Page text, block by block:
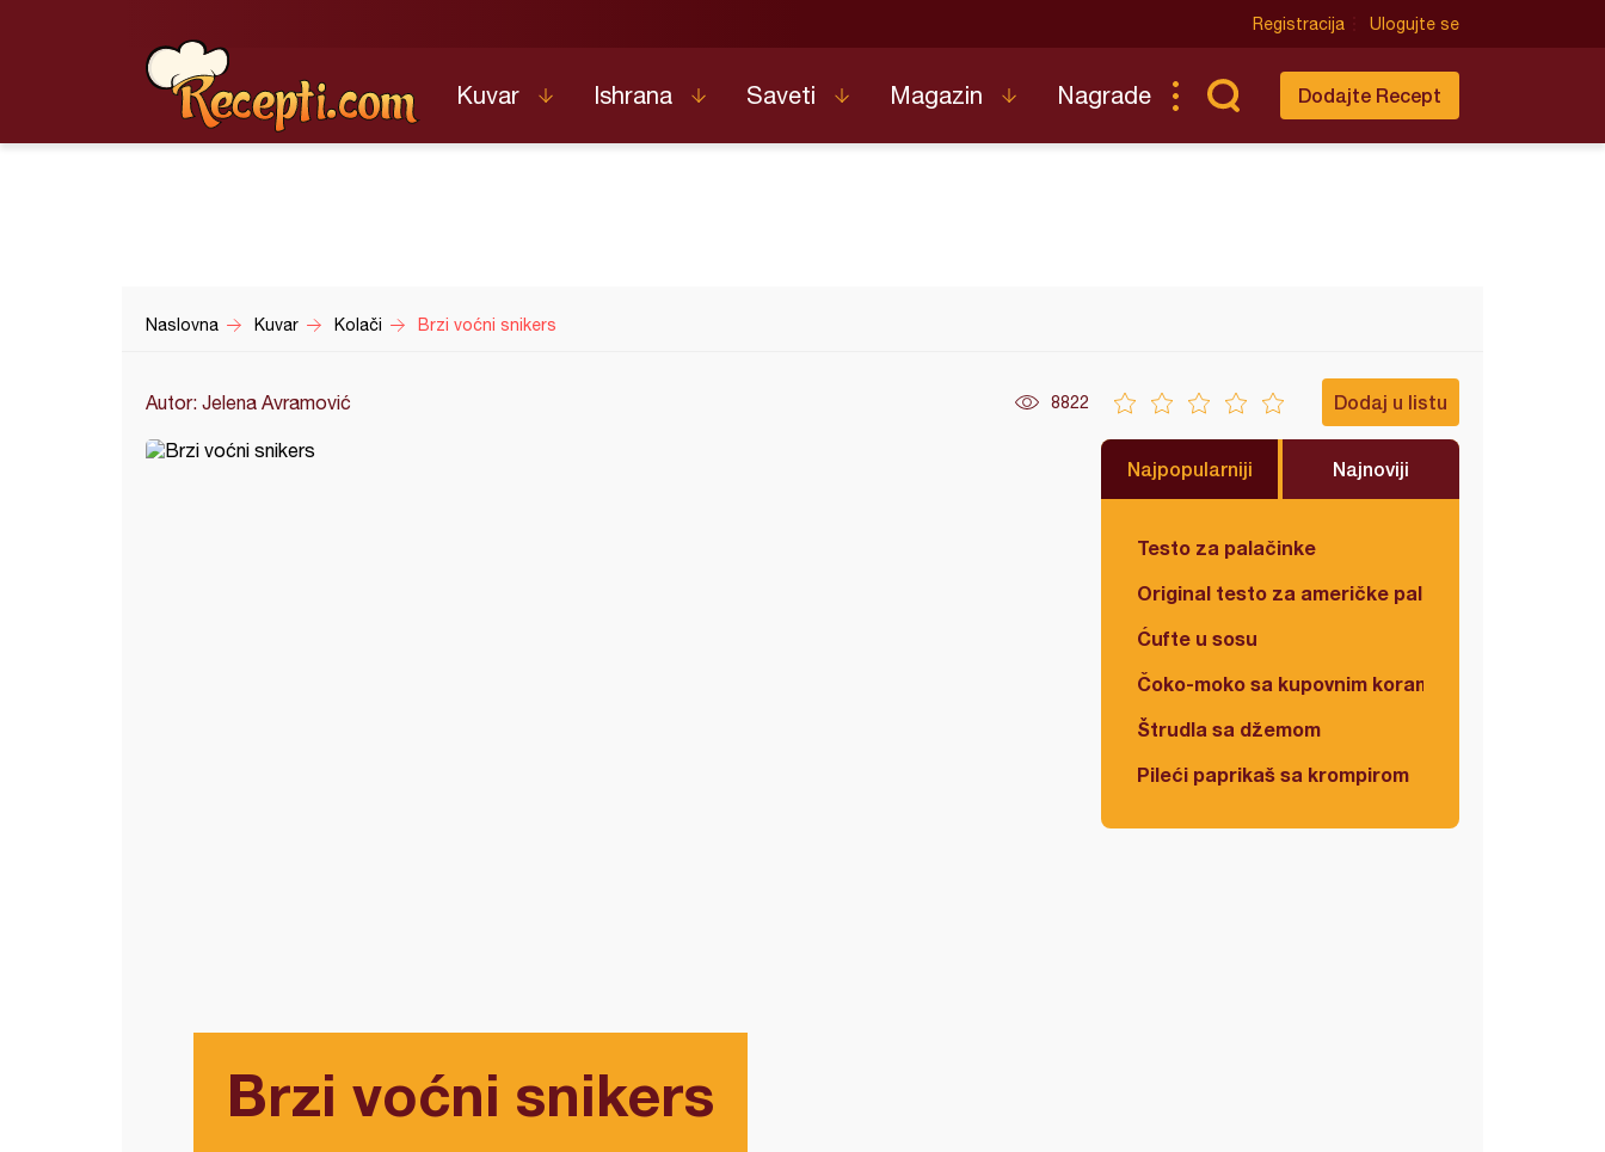
Registracija Ulogujte se
Kuvar Ishrana Saveti Magazin Nagrade Dodajte Recept
Naslovna Kuvar Kolači Brzi voćni snikers
Autor: Jelena Avramović 8822 Dodaj u listu
Brzi voćni snikers
Najpopularniji Najnoviji
Testo za palačinke
Original testo za američke palačinke
Ćufte u sosu
Čoko-moko sa kupovnim korama
Štrudla sa džemom
Pileći paprikaš sa krompirom